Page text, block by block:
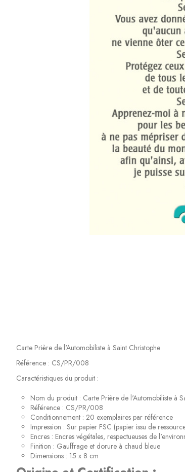
Carte Prière de l'Automobiliste à Saint Christophe
Référence : CS/PR/008
Caractéristiques du produit :
Nom du produit : Carte Prière de l'Automobiliste à
Référence : CS/PR/008
Conditionnement : 20 exemplaires par référence
Impression : Sur papier FSC (papier issu de
Encres : Encres végétales, respectueuses de
Finition : Gauffrage et dorure à chaud bleue
Dimensions : 15 x 8 cm